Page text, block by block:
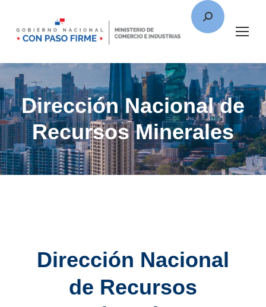
Dirección Nacional de
Recursos Minerales
Dirección Nacional
de Recursos